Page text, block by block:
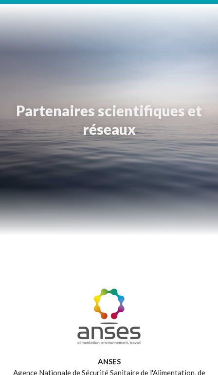
Partenaires scientifiques et
réseaux
ANSES
Agence Nationale de Sécurité Sanitaire de l'Alimentation, de